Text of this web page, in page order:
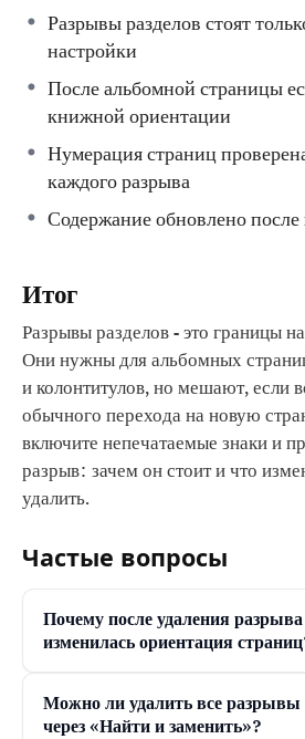
Разрывы разделов стоят
настройки
После альбомной страницы
книжной ориентации
Нумерация страниц
каждого разрыва
Содержание обновлено после
Итог
Разрывы разделов - это границы
Они нужны для альбомных
и колонтитулов, но мешают, если
обычного перехода на новую
включите непечатаемые знаки и
разрыв: зачем он стоит и что
удалить.
Частые вопросы
Почему после удаления разрыва
изменилась ориентация
Можно ли удалить все разрывы
через «Найти и заменить»?